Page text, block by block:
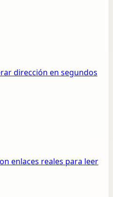
dirección en segundos
enlaces reales para leer